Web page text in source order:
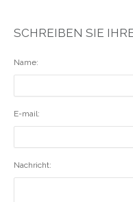
SCHREIBEN SIE
Name:
E-mail:
Nachricht: